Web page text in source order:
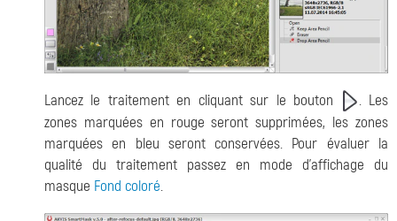
Lancez le traitement en cliquant sur le bouton
. Les
zones marquées en rouge seront supprimées, les zones
marquées en bleu seront conservées. Pour évaluer la
qualité du traitement passez en mode d'affichage du
masque Fond coloré.